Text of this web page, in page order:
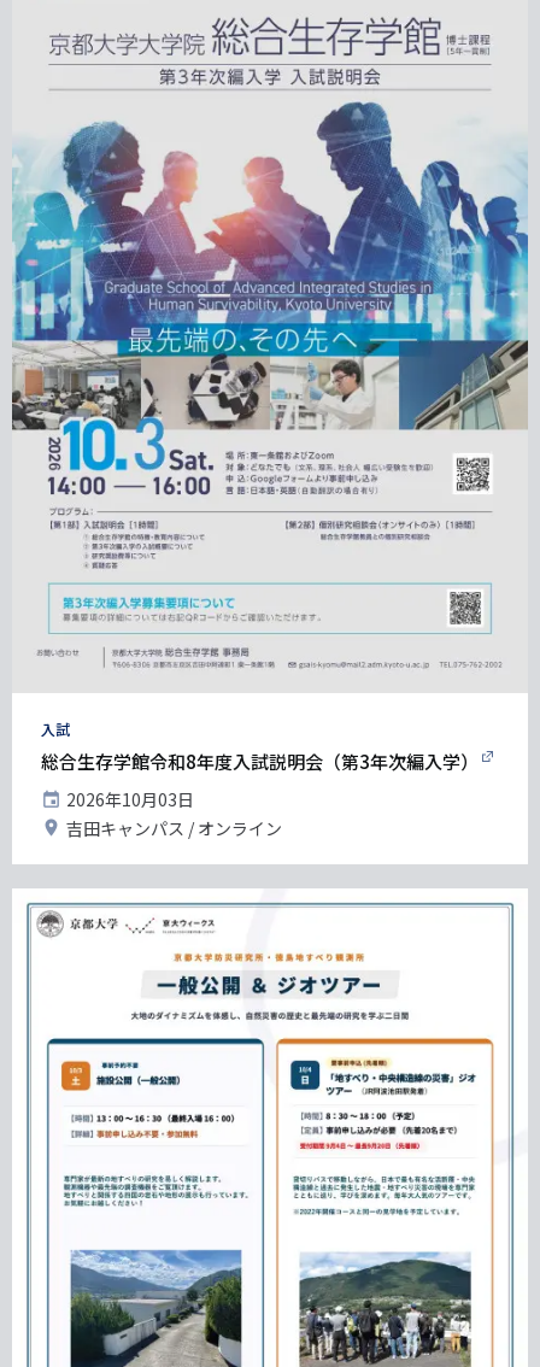
タ
グ
入試
総合生存学館令和8年度入試説明会（第3年次編入学）
開
催
日
2026年10月03日
開
地
吉田キャンパス オンライン